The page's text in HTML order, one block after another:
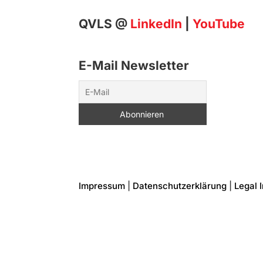
QVLS @ LinkedIn |YouTube
E-Mail Newsletter
Impressum Datenschutzerklärung Legal